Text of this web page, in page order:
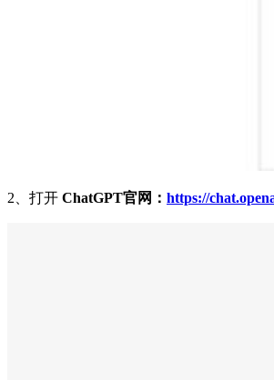
2、打开 ChatGPT官网： https://